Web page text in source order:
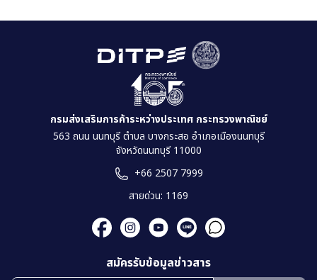
กรมส่งเสริมการค้าระหว่างประเทศ กระทรวงพาณิชย์
563 ถนน นนทบุรี ตำบล บางกระสอ อำเภอเมืองนนทบุรี
จังหวัดนนทบุรี 11000
+66 2507 7999
สายด่วน: 1169
สมัครรับข้อมูลข่าวสาร